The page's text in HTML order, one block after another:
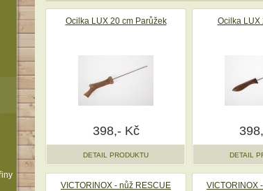
Ocilka LUX 20 cm Parůžek
398,- Kč
DETAIL PRODUKTU
Ocilka LUX
DETAIL
VICTORINOX - nůž RESCUE
VICTORINOX